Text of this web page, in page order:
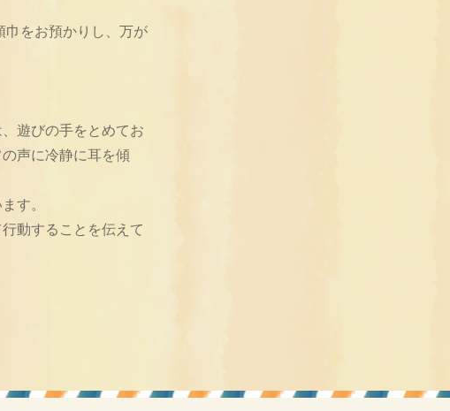
巾をお預かりし、万が
遊びの手をとめてお
声に冷静に耳を傾
す。
動することを伝えて